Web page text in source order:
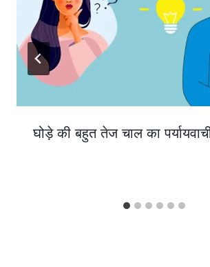
घोड़े की बहुत तेज चाल का